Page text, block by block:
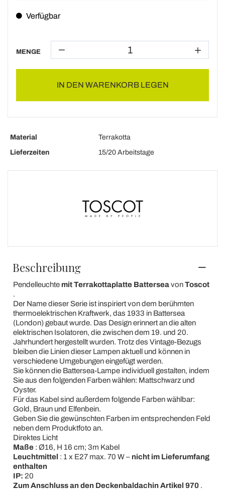
Verfügbar
MENGE
IN DEN WARENKORB LEGEN
Material
Terrakotta
Lieferzeiten
15/20 Arbeitstage
Beschreibung
Pendelleuchte mit Terrakottaplatte BatterseavonToscot
.
Der Name dieser Serie ist inspiriert von dem berühmten
thermoelektrischen Kraftwerk, das 1933 in Battersea
(London) gebaut wurde. Das Design erinnert an die alten
elektrischen Isolatoren, die zwischen dem 19. und 20.
Jahrhundert hergestellt wurden. Trotz des Vintage-Bezugs
bleiben die Linien dieser Lampen aktuell und können in
verschiedene Umgebungen eingefügt werden.
Sie können die Battersea-Lampe individuell gestalten, indem
Sie aus den folgenden Farben wählen: Mattschwarz und
Oyster.
Für das Kabel sind außerdem folgende Farben wählbar:
Gold, Braun und Elfenbein.
Geben Sie die gewünschten Farben im entsprechenden Feld
neben dem Produktfoto an.
Direktes Licht
Maße: Ø16, H 16 cm; 3m Kabel
Leuchtmittel : 1 x E27 max. 70 W – nicht im Lieferumfang
enthalten
IP: 20
Zum Anschluss an den Deckenbaldachin Artikel 970.